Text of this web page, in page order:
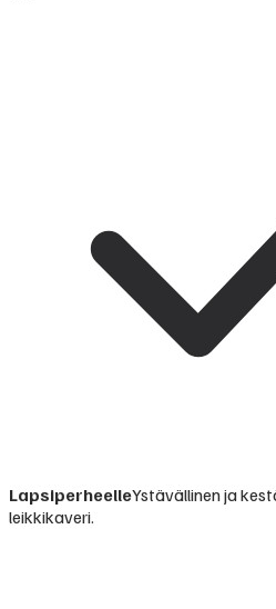
LapsiperheelleYstävällinen ja
leikkikaveri.